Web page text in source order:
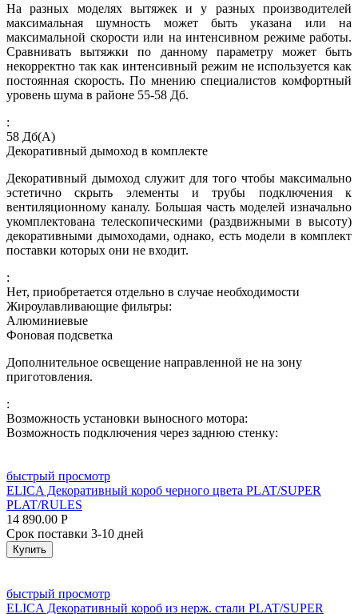
На разных моделях вытяжек и у разных производителей
максимальная шумность может быть указана или на
максимальной скорости или на интенсивном режиме работы.
Сравнивать вытяжки по данному параметру может быть
некорректно так как интенсивный режим не используется как
постоянная скорость. По мнению специалистов комфортный
уровень шума в районе 55-58 Дб.
:
58 Дб(А)
Декоративный дымоход в комплекте
Декоративный дымоход служит для того чтобы максимально
эстетично скрыть элементы и трубы подключения к
вентиляционному каналу. Большая часть моделей изначально
укомплектована телескопическими (раздвижными в высоту)
декоративными дымоходами, однако, есть модели в комплект
поставки которых они не входит.
:
Нет, приобретается отдельно в случае необходимости
Жироулавливающие фильтры:
Алюминиевые
Фоновая подсветка
Дополнительное освещение направленной не на зону
приготовления.
:
Возможность установки выносного мотора:
Возможность подключения через заднюю стенку:
быстрый просмотр
ELICA Декоративный короб черного цвета PLAT/SUPER
PLAT/RULES
14 890.00 Р
Срок поставки 3-10 дней
Купить
быстрый просмотр
ELICA Декоративный короб из нерж. стали PLAT/SUPER